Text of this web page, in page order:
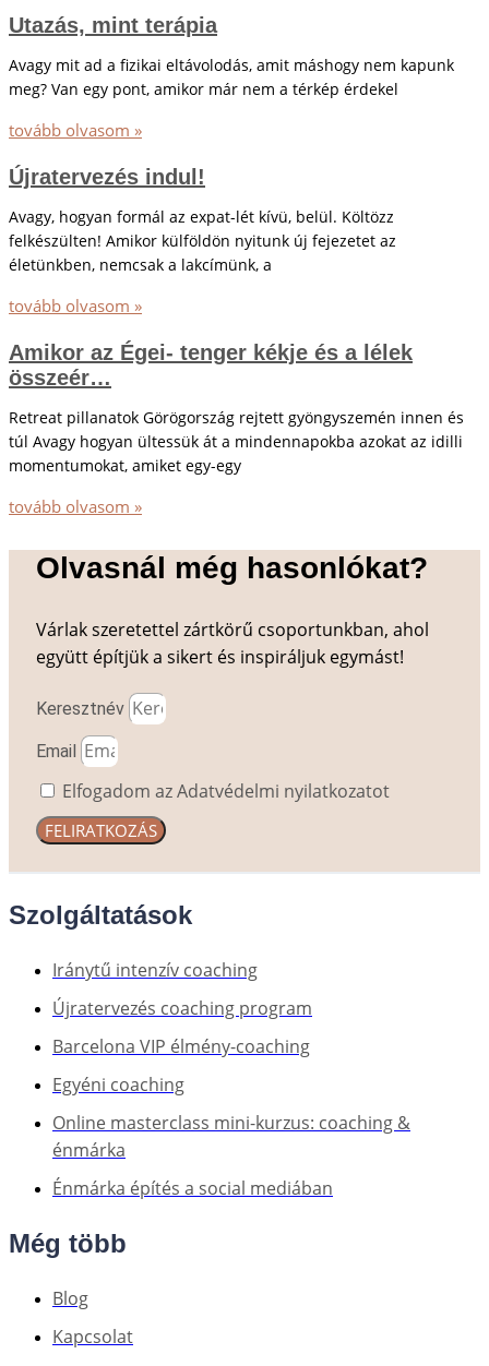
Utazás, mint terápia
Avagy mit ad a fizikai eltávolodás, amit máshogy nem kapunk
meg? Van egy pont, amikor már nem a térkép érdekel
tovább olvasom »
Újratervezés indul!
Avagy, hogyan formál az expat-lét kívü, belül. Költözz
felkészülten! Amikor külföldön nyitunk új fejezetet az
életünkben, nemcsak a lakcímünk, a
tovább olvasom »
Amikor az Égei- tenger kékje és a lélek
összeér…
Retreat pillanatok Görögország rejtett gyöngyszemén innen és
túl Avagy hogyan ültessük át a mindennapokba azokat az idilli
momentumokat, amiket egy-egy
tovább olvasom »
Olvasnál még hasonlókat?
Várlak szeretettel zártkörű csoportunkban, ahol
együtt építjük a sikert és inspiráljuk egymást!
Keresztnév
Email
Elfogadom az Adatvédelmi nyilatkozatot
FELIRATKOZÁS
Szolgáltatások
Iránytű intenzív coaching
Újratervezés coaching program
Barcelona VIP élmény-coaching
Egyéni coaching
Online masterclass mini-kurzus: coaching &
énmárka
Énmárka építés a social mediában
Még több
Blog
Kapcsolat